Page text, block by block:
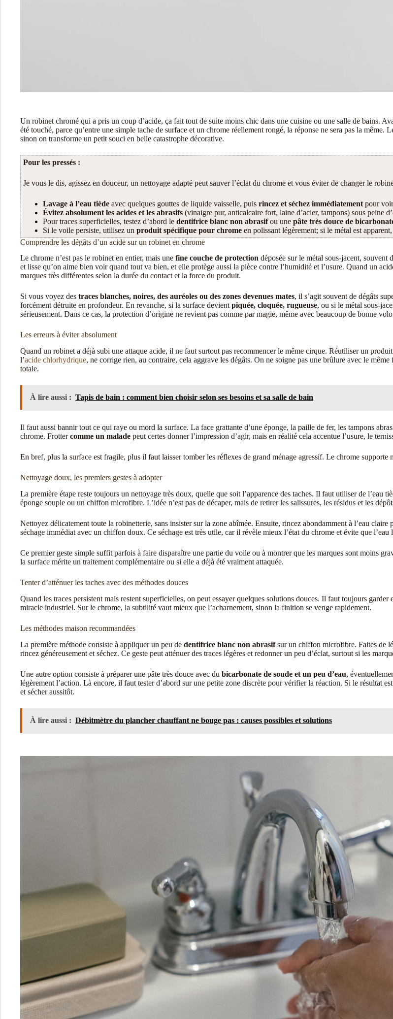
Un robinet chromé qui a pris un coup d’acide, ça fait tout de suite moins chic dans une cuisine ou une salle de bains.
été touché, parce qu’entre une simple tache de surface et un chrome réellement rongé, la réponse ne sera pas la même.
sinon on transforme un petit souci en belle catastrophe décorative.
Pour les pressés :
Je vous le dis, agissez en douceur, un nettoyage adapté peut sauver l’éclat du chrome et vous éviter de changer le
Lavage à l’eau tiède avec quelques gouttes de liquide vaisselle, puis rincez et séchez immédiatement pour
Évitez absolument les acides et les abrasifs (vinaigre pur, anticalcaire fort, laine d’acier, tampons) sous peine
Pour traces superficielles, testez d’abord le dentifrice blanc non abrasifou une pâte très douce de
Si le voile persiste, utilisez un produit spécifique pour chrome en polissant légèrement; si le métal est
Comprendre les dégâts d’un acide sur un robinet en chrome
Le chrome n’est pas le robinet en entier, mais une fine couche de protection déposée sur le métal sous-jacent,
et lisse qu’on aime bien voir quand tout va bien, et elle protège aussi la pièce contre l’humidité et l’usure. Quand un
marques très différentes selon la durée du contact et la force du produit.
Si vous voyez des traces blanches, noires, des auréoles ou des zones devenues mates, il s’agit souvent de dégâts
forcément détruite en profondeur. En revanche, si la surface devient piquée, cloquée, rugueuse, ou si le métal sous-
sérieusement. Dans ce cas, la protection d’origine ne revient pas comme par magie, même avec beaucoup de bonne
Les erreurs à éviter absolument
Quand un robinet a déjà subi une attaque acide, il ne faut surtout pas recommencer le même cirque. Réutiliser un
l’acide chlorhydrique, ne corrige rien, au contraire, cela aggrave les dégâts. On ne soigne pas une brûlure avec le
totale.
À lire aussi : Tapis de bain : comment bien choisir selon ses besoins et sa salle de bain
Il faut aussi bannir tout ce qui raye ou mord la surface. La face grattante d’une éponge, la paille de fer, les tampons
chrome. Frottercomme un malade peut certes donner l’impression d’agir, mais en réalité cela accentue l’usure, le
En bref, plus la surface est fragile, plus il faut laisser tomber les réflexes de grand ménage agressif. Le chrome
Nettoyage doux, les premiers gestes à adopter
La première étape reste toujours un nettoyage très doux, quelle que soit l’apparence des taches. Il faut utiliser de l’eau
éponge souple ou un chiffon microfibre. L’idée n’est pas de décaper, mais de retirer les salissures, les résidus et les
Nettoyez délicatement toute la robinetterie, sans insister sur la zone abîmée. Ensuite, rincez abondamment à l’eau
séchage immédiat avec un chiffon doux. Ce séchage est très utile, car il révèle mieux l’état du chrome et évite que l’eau
Ce premier geste simple suffit parfois à faire disparaître une partie du voile ou à montrer que les marques sont moins
la surface mérite un traitement complémentaire ou si elle a déjà été vraiment attaquée.
Tenter d’atténuer les taches avec des méthodes douces
Quand les traces persistent mais restent superficielles, on peut essayer quelques solutions douces. Il faut toujours garder
miracle industriel. Sur le chrome, la subtilité vaut mieux que l’acharnement, sinon la finition se venge rapidement.
Les méthodes maison recommandées
La première méthode consiste à appliquer un peu de dentifrice blanc non abrasifsur un chiffon microfibre. Faites de
rincez généreusement et séchez. Ce geste peut atténuer des traces légères et redonner un peu d’éclat, surtout si les
Une autre option consiste à préparer une pâte très douce avec du bicarbonate de soude et un peu d’eau,
légèrement l’action. Là encore, il faut tester d’abord sur une petite zone discrète pour vérifier la réaction. Si le résultat
et sécher aussitôt.
À lire aussi : Débitmètre du plancher chauffant ne bouge pas : causes possibles et solutions